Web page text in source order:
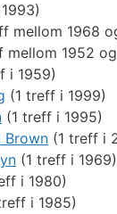
mellom 1968
mellom 1952
i 1959)
(1 treff i 1999)
(1 treff i 1995)
Brown (1 treff i
(1 treff i 1969)
i 1980)
i 1985)